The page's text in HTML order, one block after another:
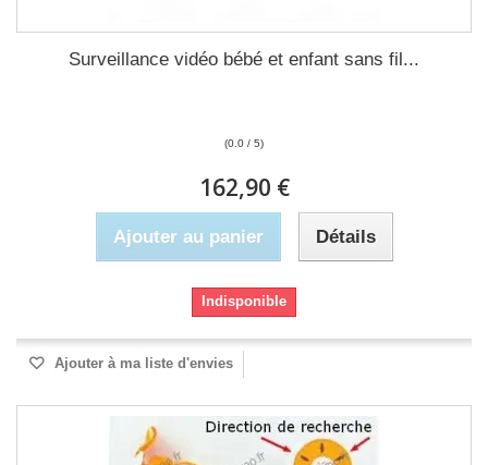
Surveillance vidéo bébé et enfant sans fil...
(0.0 / 5)
162,90 €
Ajouter au panier Détails
Indisponible
Ajouter à ma liste d'envies